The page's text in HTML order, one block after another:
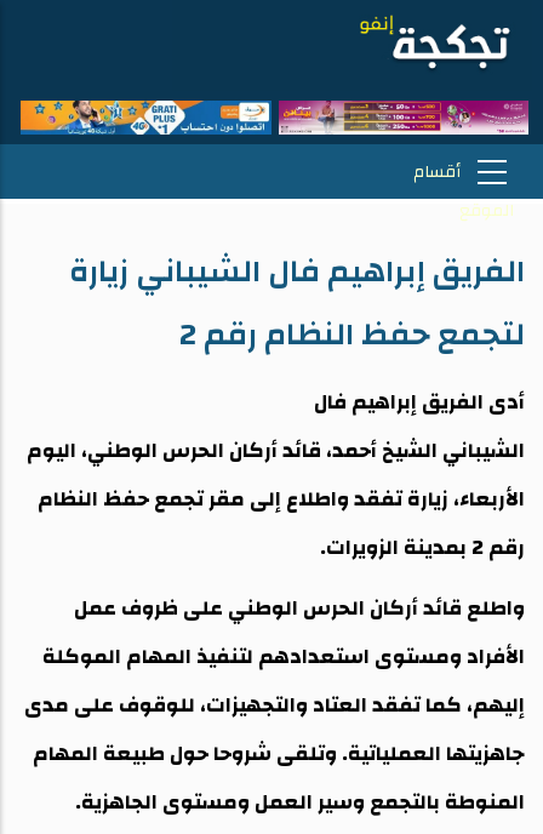
الفريق إبراهيم فال الشيباني زيارة
لتجمع حفظ النظام رقم 2
أدى الفريق إبراهيم فال
الشيباني الشيخ أحمد، قائد أركان الحرس الوطني، اليوم
الأربعاء، زيارة تفقد واطلاع إلى مقر تجمع حفظ النظام
رقم 2 بمدينة الزويرات.
واطلع قائد أركان الحرس الوطني على ظروف عمل
الأفراد ومستوى استعدادهم لتنفيذ المهام الموكلة
إليهم، كما تفقد العتاد والتجهيزات، للوقوف على مدى
جاهزيتها العملياتية. وتلقى شروحا حول طبيعة المهام
المنوطة بالتجمع وسير العمل ومستوى الجاهزية.